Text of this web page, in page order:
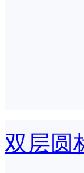
双层圆